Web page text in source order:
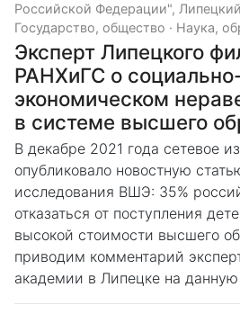
Российской Федерации",
Государство, общество · Наука,
Эксперт Липецкого
РАНХиГС о
экономическом
в системе высшего
В декабре 2021 года сетевое
опубликовало новостную
исследования ВШЭ: 35%
отказаться от поступления
высокой стоимости высшего
приводим комментарий
академии в Липецке на данную